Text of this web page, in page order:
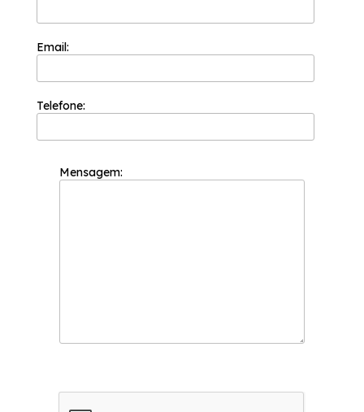
Email:
Telefone:
Mensagem: